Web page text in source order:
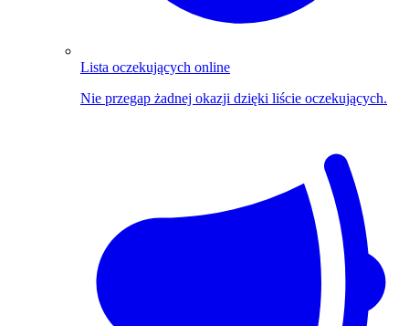
Lista oczekujących online
Nie przegap żadnej okazji dzięki liście oczekujących.